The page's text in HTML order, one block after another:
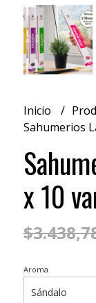
Inicio
Sahumerios
x 10
Aroma